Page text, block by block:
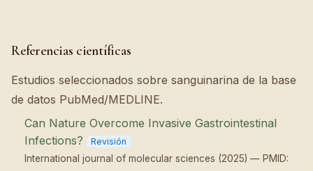
Referencias científicas
Estudios seleccionados sobre sanguinarina de la base
de datos PubMed/MEDLINE.
Can Nature Overcome Invasive Gastrointestinal
Infections?
Revisión
International journal of molecular sciences (2025) — PMID: